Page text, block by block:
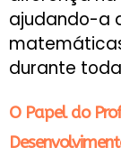
ajudando-a
durante
O Papel do